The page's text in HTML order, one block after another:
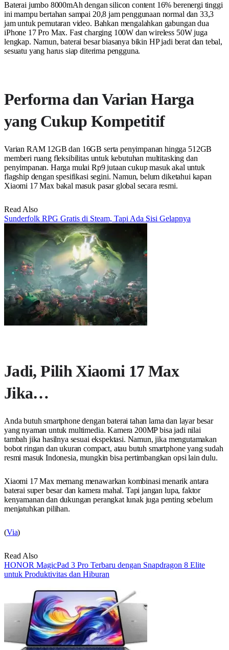
Baterai jumbo 8000mAh dengan silicon content 16% berenergi tinggi
ini mampu bertahan sampai 20,8 jam penggunaan normal dan 33,3
jam untuk pemutaran video. Bahkan mengalahkan gabungan dua
iPhone 17 Pro Max. Fast charging 100W dan wireless 50W juga
lengkap. Namun, baterai besar biasanya bikin HP jadi berat dan tebal,
sesuatu yang harus siap diterima pengguna.
Performa dan Varian Harga
yang Cukup Kompetitif
Varian RAM 12GB dan 16GB serta penyimpanan hingga 512GB
memberi ruang fleksibilitas untuk kebutuhan multitasking dan
penyimpanan. Harga mulai Rp9 jutaan cukup masuk akal untuk
flagship dengan spesifikasi segini. Namun, belum diketahui kapan
Xiaomi 17 Max bakal masuk pasar global secara resmi.
Read Also
Sunderfolk RPG Gratis di Steam, Tapi Ada Sisi Gelapnya
Jadi, Pilih Xiaomi 17 Max
Jika…
Anda butuh smartphone dengan baterai tahan lama dan layar besar
yang nyaman untuk multimedia. Kamera 200MP bisa jadi nilai
tambah jika hasilnya sesuai ekspektasi. Namun, jika mengutamakan
bobot ringan dan ukuran compact, atau butuh smartphone yang sudah
resmi masuk Indonesia, mungkin bisa pertimbangkan opsi lain dulu.
Xiaomi 17 Max memang menawarkan kombinasi menarik antara
baterai super besar dan kamera mahal. Tapi jangan lupa, faktor
kenyamanan dan dukungan perangkat lunak juga penting sebelum
menjatuhkan pilihan.
(Via)
Read Also
HONOR MagicPad 3 Pro Terbaru dengan Snapdragon 8 Elite
untuk Produktivitas dan Hiburan